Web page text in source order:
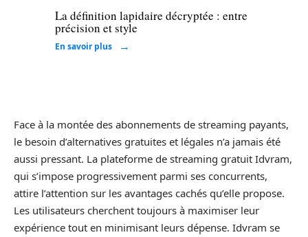
La définition lapidaire décryptée : entre
précision et style
En savoir plus
Face à la montée des abonnements de streaming payants,
le besoin d’alternatives gratuites et légales n’a jamais été
aussi pressant. La plateforme de streaming gratuit Idvram,
qui s’impose progressivement parmi ses concurrents,
attire l’attention sur les avantages cachés qu’elle propose.
Les utilisateurs cherchent toujours à maximiser leur
expérience tout en minimisant leurs dépense. Idvram se